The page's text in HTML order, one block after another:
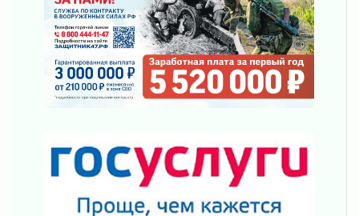
02 августа 2026
Ладога — не пруд
02 августа 2026
ПСК через Гослуслуги напомнит жителям
Ленинградской области о неоплаченных
Пропавшего подростка нашли в Кировском
районе Ленобласти
02 августа 2026
Жителям Ленобласти напомнили, как